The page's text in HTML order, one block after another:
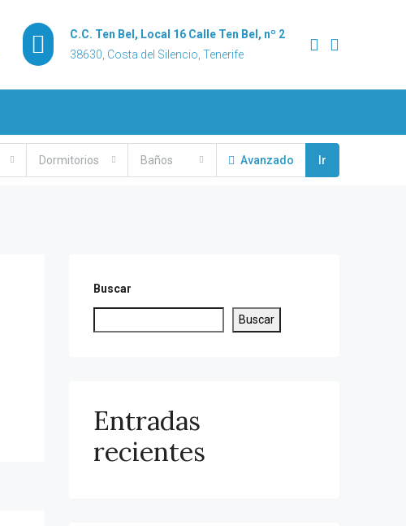
C.C. Ten Bel, Local 16 Calle Ten Bel, nº 2
38630, Costa del Silencio, Tenerife
Dormitorios Baños Avanzado Ir
Buscar
Buscar
Entradas
recientes